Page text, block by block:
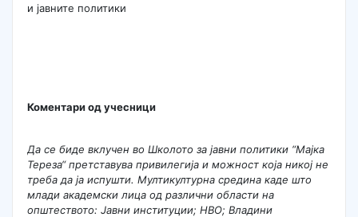
и јавните политики
Коментари од учесници
Да се биде вклучен во Школото за јавни политики “Мајка
Тереза“ претставува привилегија и можност која никој не
треба да ја испушти. Мултикултурна средина каде што
млади академски лица од различни области на
општеството: Јавни институции; НВО; Владини